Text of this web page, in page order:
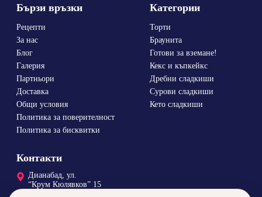
Бързи връзки
Рецепти
За нас
Блог
Галерия
Партньори
Доставка
Общи условия
Политика за поверителност
Политика за бисквитки
Категории
Торти
Браунита
Готови за вземане!
Кекс и къпкейкс
Дребни сладкиши
Сурови сладкиши
Кето сладкиши
Контакти
Дианабад, ул.
“Крум Кюлявков” 15